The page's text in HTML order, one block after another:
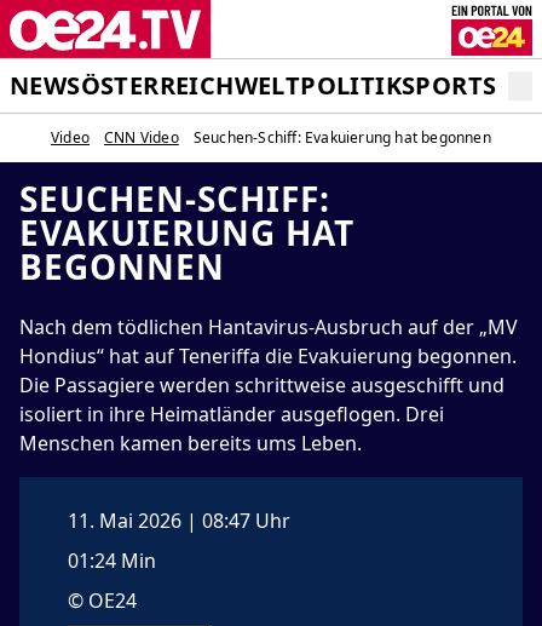
NEWSÖSTERREICHWELTPOLITIKSPORT
Video CNN Video Seuchen-Schiff: Evakuierung hat begonnen
SEUCHEN-SCHIFF:
EVAKUIERUNG HAT
BEGONNEN
Nach dem tödlichen Hantavirus-Ausbruch auf der „MV
Hondius“ hat auf Teneriffa die Evakuierung begonnen.
Die Passagiere werden schrittweise ausgeschifft und
isoliert in ihre Heimatländer ausgeflogen. Drei
Menschen kamen bereits ums Leben.
11. Mai 2026 | 08:47 Uhr
01:24 Min
© OE24